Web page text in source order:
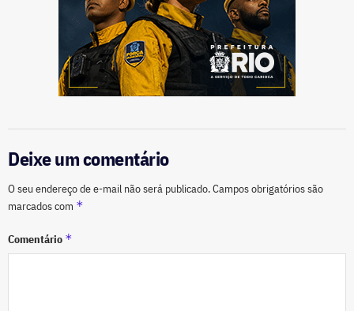
Deixe um comentário
O seu endereço de e-mail não será publicado.Campos obrigatórios são
marcados com *
Comentário *